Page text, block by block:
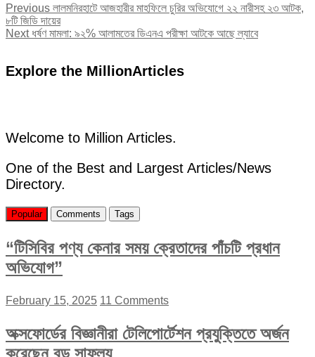
Post
navigation
Previous Previous
post:
লালমনিরহাটে আজহারীর মাহফিলে চুরির অভিযোগে ২২ নারীসহ ২৩ আটক,
৮টি জিডি দায়ের
Next Next
ধর্ষণ মামলা: ৯২% আলামতের ডিএনএ পরীক্ষা আটকে আছে ল্যাবে
Explore the MillionArticles
Welcome to Million Articles.
One of the Best and Largest Articles/News
Directory.
Popular Comments Tags
“টিসিবির পণ্য কেনার সময় ক্রেতাদের পাঁচটি প্রধান
অভিযোগ”
February 15, 2025 11 Comments
অক্সফোর্ডের বিজ্ঞানীরা টেলিপোর্টেশন প্রযুক্তিতে অর্জন
করেছেন বড় সাফল্য